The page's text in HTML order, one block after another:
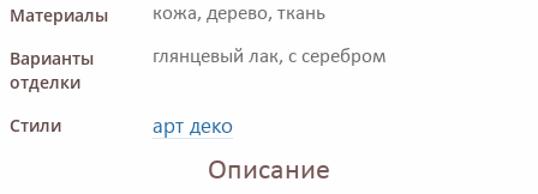
Материалы кожа, дерево, ткань
Варианты
отделки
глянцевый лак, с серебром
Стили арт деко
Описание